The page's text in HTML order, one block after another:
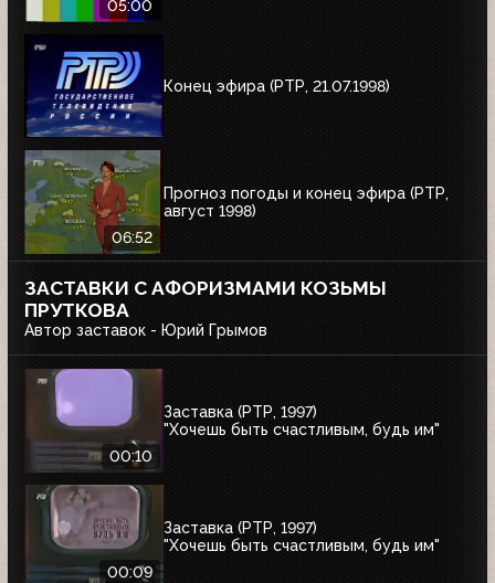
05:00
Конец эфира (РТР, 21.07.1998)
06:52
Прогноз погоды и конец эфира (РТР,
август 1998)
ЗАСТАВКИ С АФОРИЗМАМИ КОЗЬМЫ
ПРУТКОВА
Автор заставок - Юрий Грымов
00:10
Заставка (РТР, 1997)
"Хочешь быть счастливым, будь им"
00:09
Заставка (РТР, 1997)
"Хочешь быть счастливым, будь им"